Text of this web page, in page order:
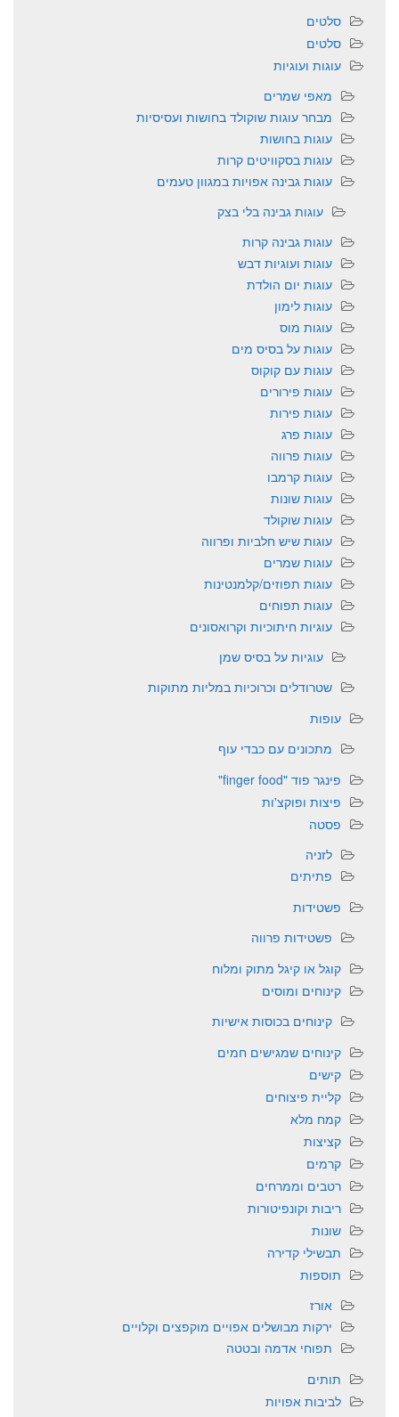
סלטים
סלטים
עוגות ועוגיות
מאפי שמרים
מבחר עוגות שוקולד בחושות ועסיסיות
עוגות בחושות
עוגות בסקוויטים קרות
עוגות גבינה אפויות במגוון טעמים
עוגות גבינה בלי בצק
עוגות גבינה קרות
עוגות ועוגיות דבש
עוגות יום הולדת
עוגות לימון
עוגות מוס
עוגות על בסיס מים
עוגות עם קוקוס
עוגות פירורים
עוגות פירות
עוגות פרג
עוגות פרווה
עוגות קרמבו
עוגות שונות
עוגות שוקולד
עוגות שיש חלביות ופרווה
עוגות שמרים
עוגות תפוזים/קלמנטינות
עוגות תפוחים
עוגיות חיתוכיות וקרואסונים
עוגיות על בסיס שמן
שטרודלים וכרוכיות במליות מתוקות
עופות
מתכונים עם כבדי עוף
פינגר פוד "finger food"
פיצות ופוקצ'ות
פסטה
לזניה
פתיתים
פשטידות
פשטידות פרווה
קוגל או קיגל מתוק ומלוח
קינוחים ומוסים
קינוחים בכוסות אישיות
קינוחים שמגישים חמים
קישים
קליית פיצוחים
קמח מלא
קציצות
קרמים
רטבים וממרחים
ריבות וקונפיטורות
שונות
תבשילי קדירה
תוספות
אורז
ירקות מבושלים אפויים מוקפצים וקלויים
תפוחי אדמה ובטטה
תותים
לביבות אפויות